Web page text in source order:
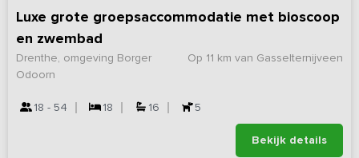
Luxe grote groepsaccommodatie met bioscoop
en zwembad
Op 11 km van Gasselternijveen
Drenthe, omgeving Borger
Odoorn
18 - 54 18 16 5
Bekijk details